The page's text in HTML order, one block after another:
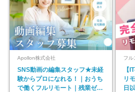
Apollon株式会社
SNS動画の編集スタッフ★未経
験からプロになれる！｜おうち
で働くフルリモート｜残業ゼロ
フル
【
リ
日